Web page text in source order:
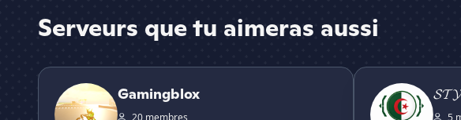
Serveurs que tu aimeras aussi
Gamingblox
Gamingblox
𝓢𝓣𝓨𝓩𝓩